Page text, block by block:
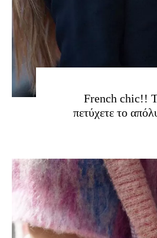
French chic!!
πετύχετε το